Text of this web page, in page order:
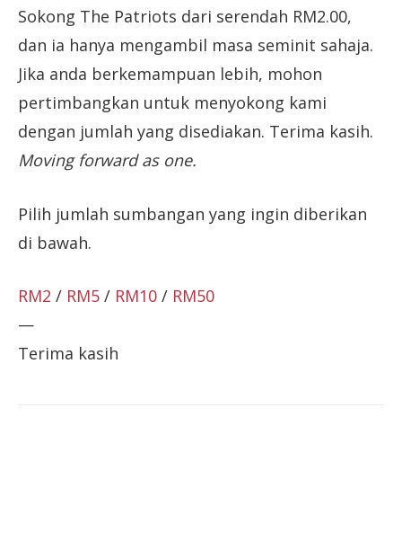
Sokong The Patriots dari serendah RM2.00,
dan ia hanya mengambil masa seminit sahaja.
Jika anda berkemampuan lebih, mohon
pertimbangkan untuk menyokong kami
dengan jumlah yang disediakan. Terima kasih.
Moving forward as one.
Pilih jumlah sumbangan yang ingin diberikan
di bawah.
RM2 / RM5 / RM10 / RM50
—
Terima kasih